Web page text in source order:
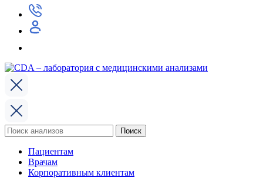
Поиск
по:
Поиск
Пациентам
Врачам
Корпоративным клиентам